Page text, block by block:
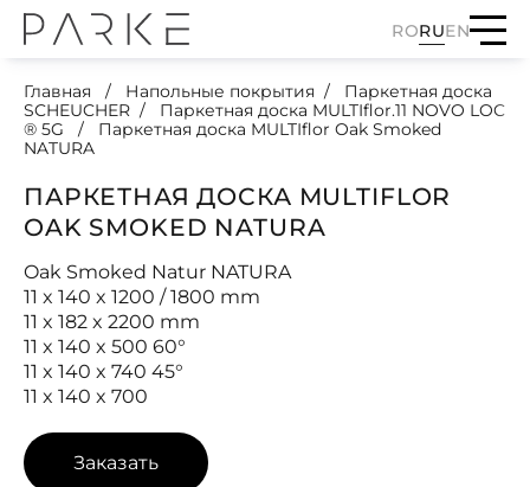
RORUEN
Главная Напольные покрытия
Паркетная доска
SCHEUCHER
Паркетная доска MULTIflor.11 NOVO LOC
® 5G
Паркетная доска MULTIflor Oak Smoked
NATURA
ПАРКЕТНАЯ ДОСКА MULTIFLOR
OAK SMOKED NATURA
Oak Smoked Natur NATURA
11 x 140 x 1200 / 1800 mm
11 x 182 x 2200 mm
11 x 140 x 500 60°
11 x 140 x 740 45°
11 x 140 x 700
Заказать